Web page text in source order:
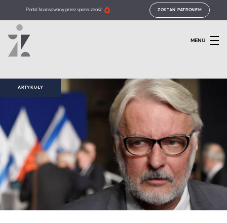
Portal finansowany przez społeczność ZOSTAŃ PATRONEM
MENU
ARTYKUŁY